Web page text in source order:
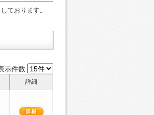
ております。
示件数
詳細